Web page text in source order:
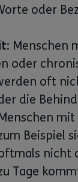
oder
Menschen
oder
oft
die
Beispiel
nicht
Tage